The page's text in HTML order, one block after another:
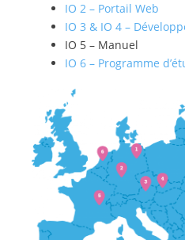
IO 2 – Portail Web
IO 3 & IO 4 –
IO 5 – Manuel
IO 6 – Programme